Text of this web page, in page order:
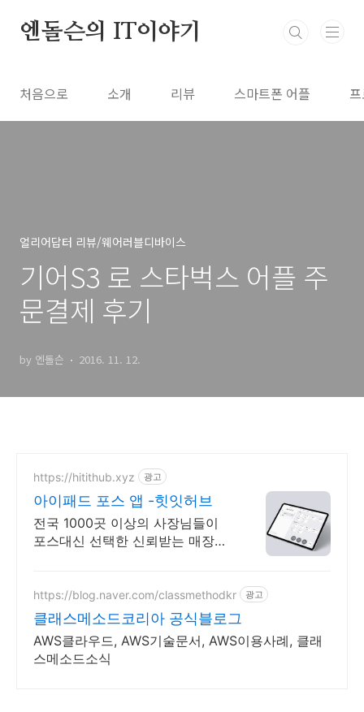
엔돌슨의 IT이야기
처음으로 소개 리뷰 스마트폰 어플
얼리어답터 리뷰/웨어러블디바이스
기어S3 로 스타벅스 어플 주
문결제 후기
by 엔돌슨 2016. 11. 12.
https://hitithub.xyz 광고
아이패드 포스 앱 -힛잇허브
전국 1000곳 이상의 사장님들이
포스대신 선택한 신뢰받는 매장관
https://blog.naver.com/classmethodkr 광고
클래스메소드코리아 공식블로그
AWS클라우드, AWS기술문서, AWS이용사례, 클래
스메소드소식